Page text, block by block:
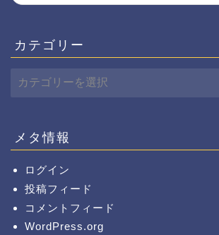
カテゴリー
メタ情報
ログイン
投稿フィード
コメントフィード
WordPress.org